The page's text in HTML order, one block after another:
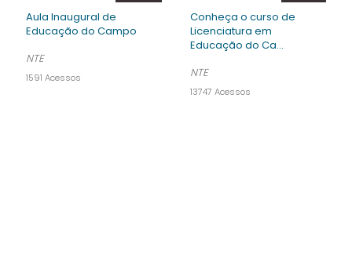
Aula Inaugural de
Educação do Campo
NTE
1591 Acessos
Conheça o curso de
Licenciatura em
Educação do Ca...
NTE
13747 Acessos